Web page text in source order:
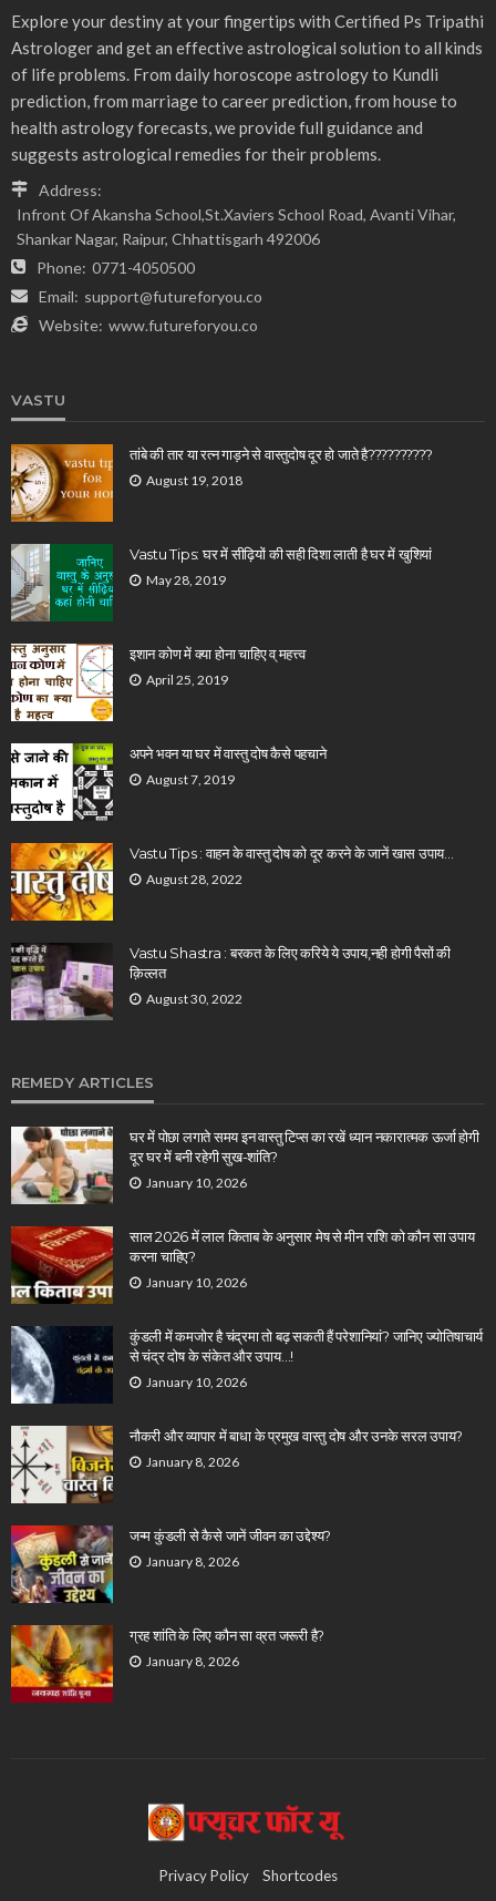
Explore your destiny at your fingertips with Certified Ps Tripathi
Astrologer and get an effective astrological solution to all kinds
of life problems. From daily horoscope astrology to Kundli
prediction, from marriage to career prediction, from house to
health astrology forecasts, we provide full guidance and
suggests astrological remedies for their problems.
Address:
Infront Of Akansha School,St.Xaviers School Road, Avanti Vihar,
Shankar Nagar, Raipur, Chhattisgarh 492006
Phone: 0771-4050500
Email: support@futureforyou.co
Website: www.futureforyou.co
VASTU
तांबे की तार या रत्न गाड़ने से वास्तुदोष दूर हो जाते है??????????
August 19, 2018
Vastu Tips: घर में सीढ़ियों की सही दिशा लाती है घर में खुशियां
May 28, 2019
इशान कोण में क्या होना चाहिए व् महत्त्व
April 25, 2019
अपने भवन या घर में वास्तु दोष कैसे पहचाने
August 7, 2019
Vastu Tips : वाहन के वास्तु दोष को दूर करने के जानें खास उपाय…
August 28, 2022
Vastu Shastra : बरकत के लिए करिये ये उपाय,नही होगी पैसों की
क़िल्लत
August 30, 2022
REMEDY ARTICLES
घर में पोछा लगाते समय इन वास्तु टिप्स का रखें ध्यान नकारात्मक ऊर्जा होगी
दूर घर में बनी रहेगी सुख-शांति?
January 10, 2026
साल 2026 में लाल किताब के अनुसार मेष से मीन राशि को कौन सा उपाय
करना चाहिए?
January 10, 2026
कुंडली में कमजोर है चंद्रमा तो बढ़ सकती हैं परेशानियां? जानिए ज्योतिषाचार्य
से चंद्र दोष के संकेत और उपाय…!
January 10, 2026
नौकरी और व्यापार में बाधा के प्रमुख वास्तु दोष और उनके सरल उपाय?
January 8, 2026
जन्म कुंडली से कैसे जानें जीवन का उद्देश्य?
January 8, 2026
ग्रह शांति के लिए कौन सा व्रत जरूरी है?
January 8, 2026
Privacy Policy Shortcodes